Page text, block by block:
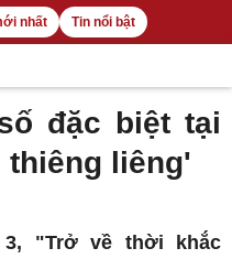
nhất Tin nổi bật
đặc biệt tại
liêng'
3, "Trở về thời khắc